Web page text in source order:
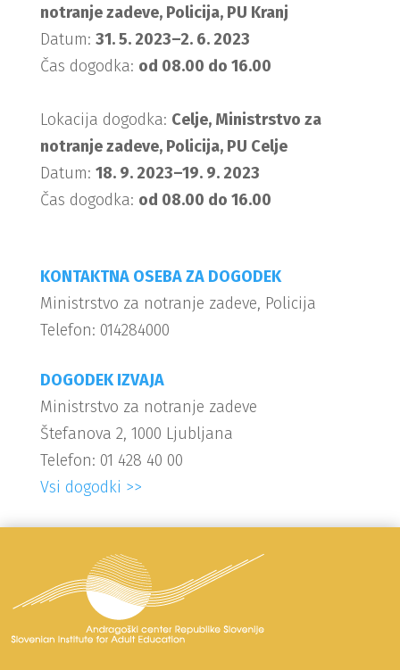
notranje zadeve, Policija, PU Kranj
Datum: 31. 5. 2023–2. 6. 2023
Čas dogodka: od 08.00 do 16.00
Lokacija dogodka: Celje, Ministrstvo za
notranje zadeve, Policija, PU Celje
Datum: 18. 9. 2023–19. 9. 2023
Čas dogodka: od 08.00 do 16.00
KONTAKTNA OSEBA ZA DOGODEK
Ministrstvo za notranje zadeve, Policija
Telefon: 014284000
DOGODEK IZVAJA
Ministrstvo za notranje zadeve
Štefanova 2, 1000 Ljubljana
Telefon: 01 428 40 00
Vsi dogodki >>